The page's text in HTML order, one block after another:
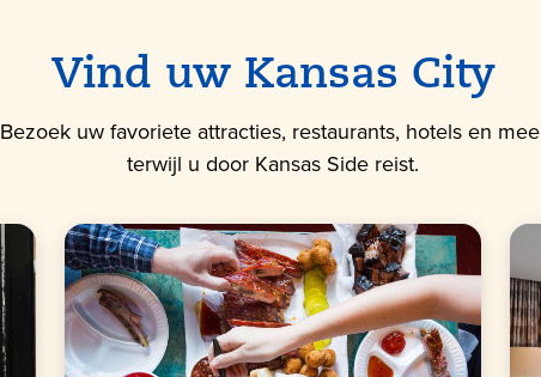
Vind uw Kansas City
Bezoek uw favoriete attracties, restaurants, hotels en
terwijl u door Kansas Side reist.